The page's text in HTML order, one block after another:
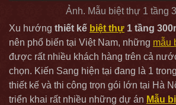
Ảnh. Mẫu biệt thự 1 tầng
Xu hướng thiết kế biệt thự 1 tầng
nên phổ biến tại Việt Nam, những mẫu
được rất nhiều khách hàng trên cả
chọn. Kiến Sang hiện tại đang là 1
thiết kế và thi công trọn gói lớn tại Hà
triển khai rất nhiều những dự án Mẫu